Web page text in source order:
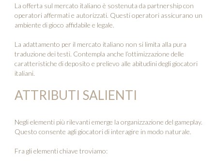
La offerta sul mercato italiano è sostenuta da partnership con
operatori affermati e autorizzati. Questi operatori assicurano un
ambiente di gioco affidabile e legale.
La adattamento per il mercato italiano non si limita alla pura
traduzione dei testi. Contempla anche l’ottimizzazione delle
caratteristiche di deposito e prelievo alle abitudini degli giocatori
italiani.
ATTRIBUTI SALIENTI
Negli elementi più rilevanti emerge la organizzazione del gameplay.
Questo consente agli giocatori di interagire in modo naturale.
Fra gli elementi chiave troviamo: